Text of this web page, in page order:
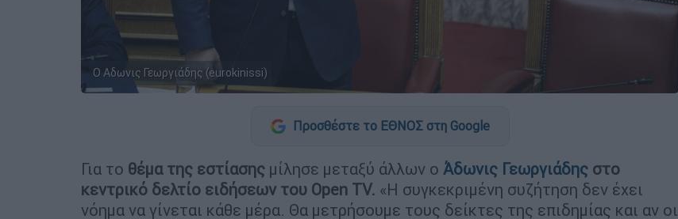
Ο Αδωνις Γεωργιάδης (eurokinissi)
Προσθέστε το ΕΘΝΟΣ στη Google
Για το θέμα της εστίασης μίλησε μεταξύ άλλων ο Άδωνις Γεωργιάδης στο
κεντρικό δελτίο ειδήσεων του Open TV. «Η συγκεκριμένη συζήτηση δεν έχει
νόημα να γίνεται κάθε μέρα. Θα μετρήσουμε τους δείκτες της επιδημίας και αν οι